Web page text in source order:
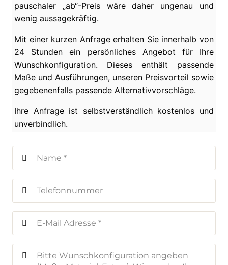
pauschaler „ab“-Preis wäre daher ungenau und
wenig aussagekräftig.
Mit einer kurzen Anfrage erhalten Sie innerhalb von
24 Stunden ein persönliches Angebot für Ihre
Wunschkonfiguration. Dieses enthält passende
Maße und Ausführungen, unseren Preisvorteil sowie
gegebenenfalls passende Alternativvorschläge.
Ihre Anfrage ist selbstverständlich kostenlos und
unverbindlich.